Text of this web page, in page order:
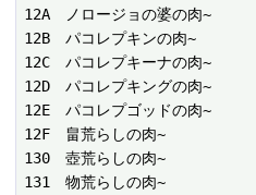
12A　ノロージョの婆の肉~
12B　パコレプキンの肉~
12C　パコレプキーナの肉~
12D　パコレプキングの肉~
12E　パコレプゴッドの肉~
12F　畠荒らしの肉~
130　壺荒らしの肉~
131　物荒らしの肉~